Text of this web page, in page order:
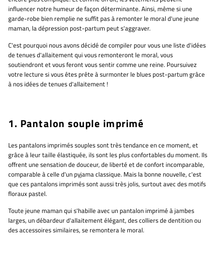
influencer notre humeur de façon déterminante. Ainsi, même si une
garde-robe bien remplie ne suffit pas à remonter le moral d'une jeune
maman, la dépression post-partum peut s'aggraver.
C'est pourquoi nous avons décidé de compiler pour vous une liste d'idées
de tenues d'allaitement qui vous remonteront le moral, vous
soutiendront et vous feront vous sentir comme une reine. Poursuivez
votre lecture si vous êtes prête à surmonter le blues post-partum grâce
à nos idées de tenues d'allaitement !
1. Pantalon souple imprimé
Les pantalons imprimés souples sont très tendance en ce moment, et
grâce à leur taille élastiquée, ils sont les plus confortables du moment. Ils
offrent une sensation de douceur, de liberté et de confort incomparable,
comparable à celle d'un pyjama classique. Mais la bonne nouvelle, c'est
que ces pantalons imprimés sont aussi très jolis, surtout avec des motifs
floraux pastel.
Toute jeune maman qui s'habille avec un pantalon imprimé à jambes
larges, un débardeur d'allaitement élégant, des colliers de dentition ou
des accessoires similaires, se remontera le moral.